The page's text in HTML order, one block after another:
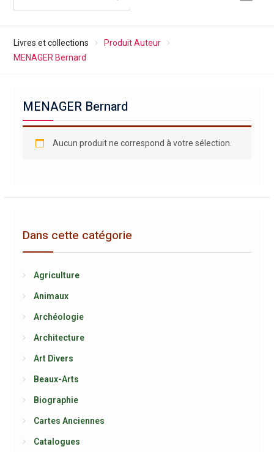
Livres et collections
Produit Auteur
MENAGER Bernard
MENAGER Bernard
Aucun produit ne correspond à votre sélection.
Dans cette catégorie
Agriculture
Animaux
Archéologie
Architecture
Art Divers
Beaux-Arts
Biographie
Cartes Anciennes
Catalogues